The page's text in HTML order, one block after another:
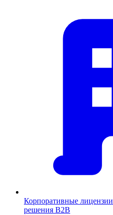
Корпоративные лицензии
решения B2B